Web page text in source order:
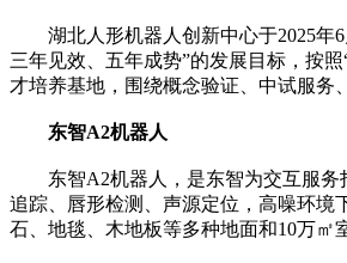
湖北人形机器人创新中心于2025年6
三年见效、五年成势”的发展目标，按
才培养基地，围绕概念验证、中试服务
东智A2机器人
东智A2机器人，是东智为交互服务打
追踪、唇形检测、声源定位，高噪环境
石、地毯、木地板等多种地面和10万㎡